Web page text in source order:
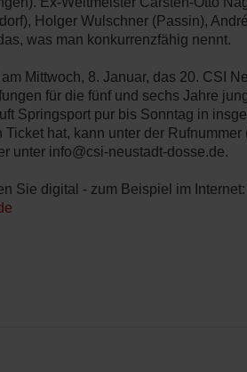
Holger Wulschner (Passin),
was man konkurrenzfähig nennt.
Mittwoch, 8. Januar, das 20. CSI
für die fünf und sechs Jahre
Springsport pur bis Sonntag in
Ticket hat, kann unter der Rufnummer
unter info@csi-neustadt-dosse.de.
Sie digital - zum Beispiel im